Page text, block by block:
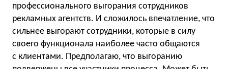
профессионального выгорания сотрудников
рекламных агентств. И сложилось впечатление, что
сильнее выгорают сотрудники, которые в силу
своего функционала наиболее часто общаются
с клиентами. Предполагаю, что выгоранию